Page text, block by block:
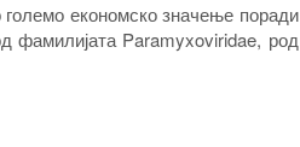
економско значење поради
фамилијата Paramyxoviridae, род